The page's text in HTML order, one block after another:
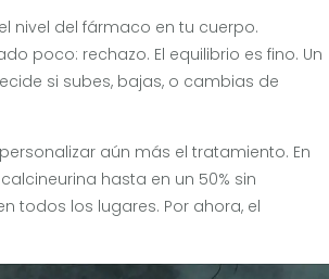
nivel del fármaco en tu cuerpo.
poco: rechazo. El equilibrio es fino. Un
si subes, bajas, o cambias de
aún más el tratamiento. En
hasta en un 50% sin
todos los lugares. Por ahora, el